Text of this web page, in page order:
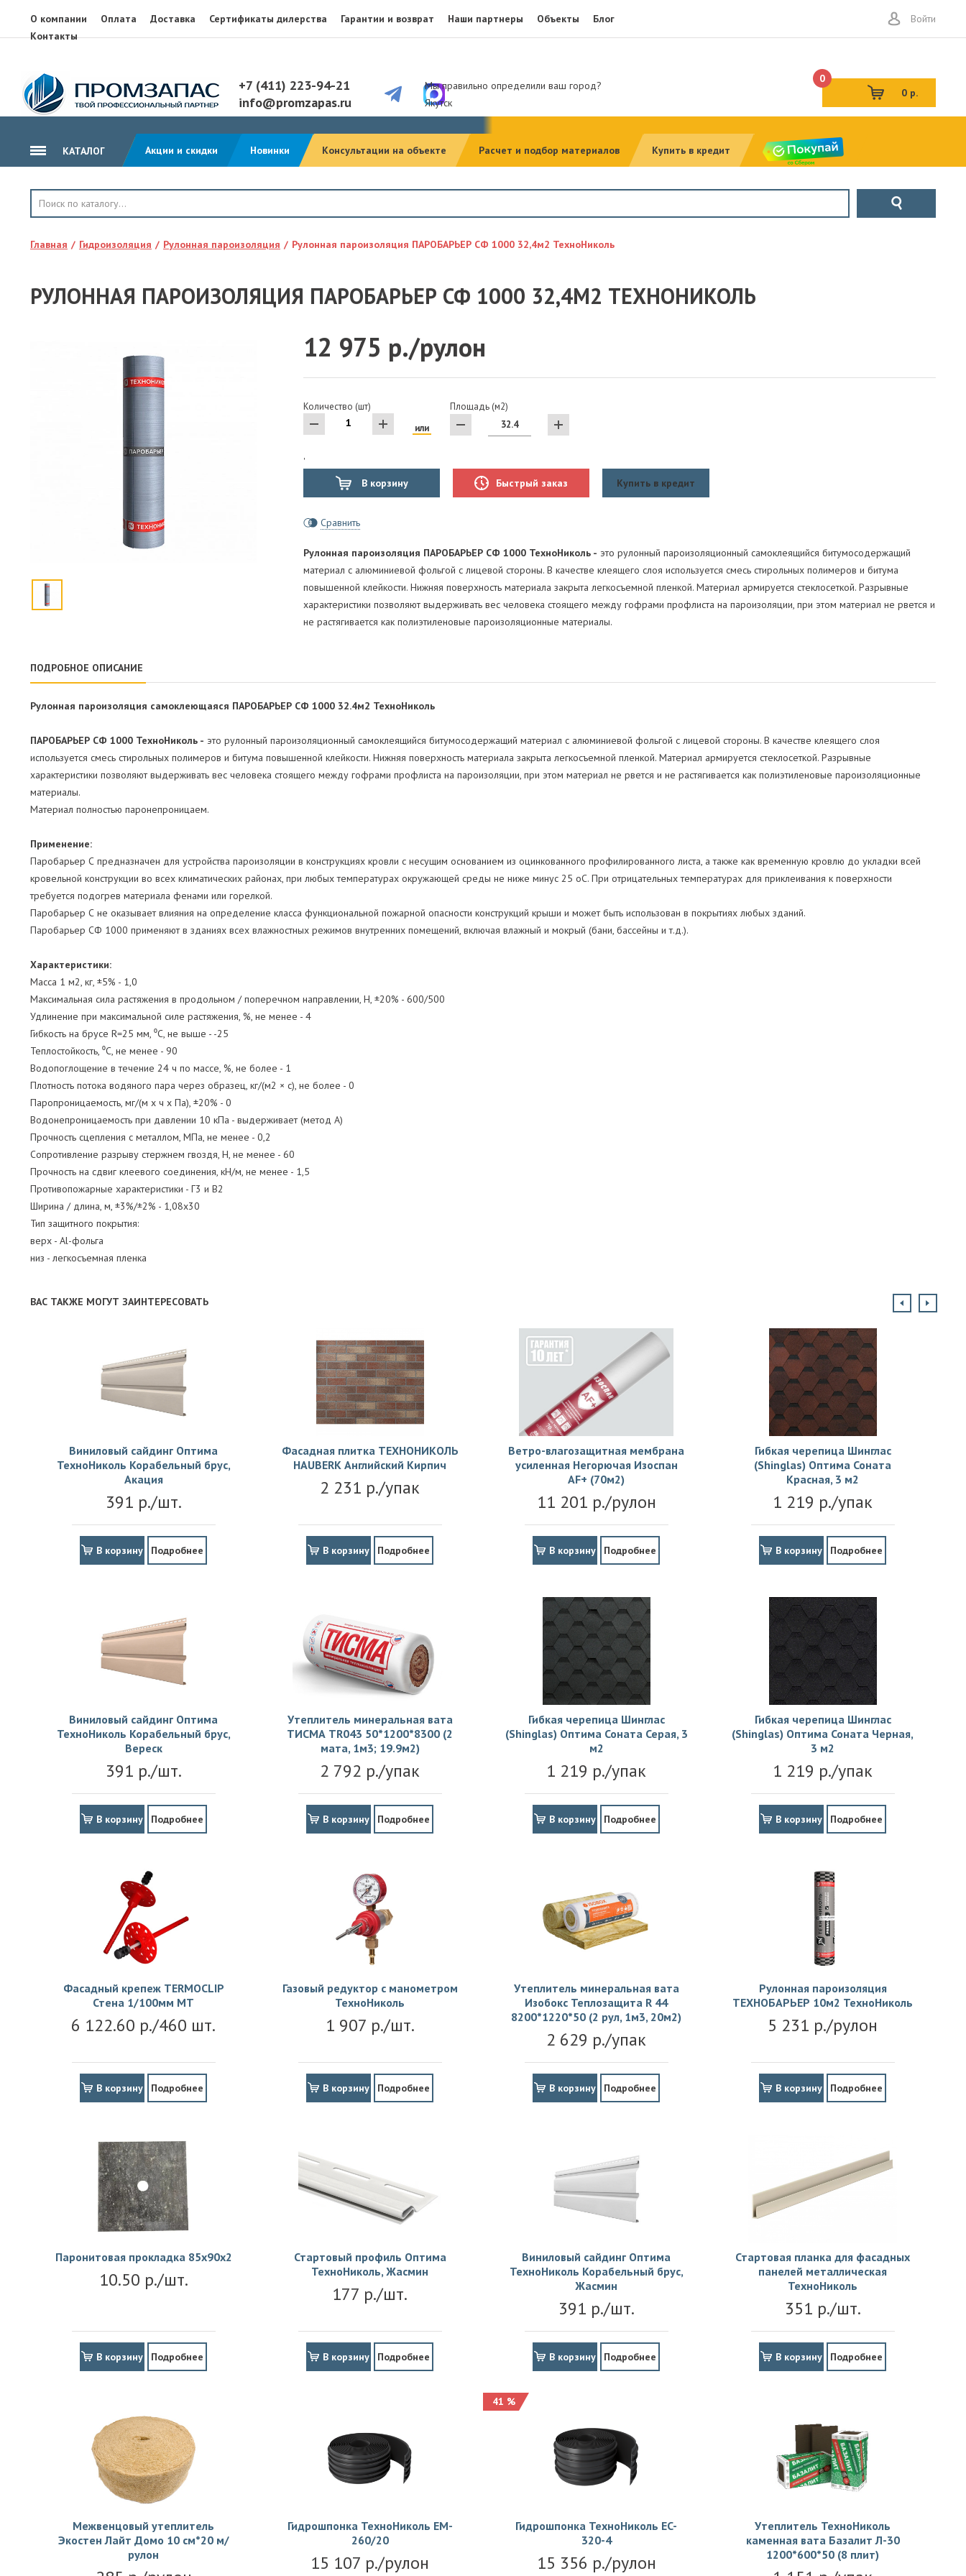
О компании Оплата Доставка Сертификаты дилерства Гарантии и возврат Наши партнеры Объекты
Блог
Контакты
Войти
+7 (411) 223-94-21
info@promzapas.ru
Мы правильно определили ваш город?
Якутск
0
0 р.
КАТАЛОГ Акции и скидки Новинки Консультации на объекте Расчет и подбор материалов Купить в кредит
ГИДРОИЗОЛЯЦИЯ
ТЕПЛОИЗОЛЯЦИЯ
КЛЕЙ, ПЕНА, ГЕРМЕТИКИ
ОГНЕЗАЩИТА, МАТЫ
СТРОИТЕЛЬНАЯ ХИМИЯ
ГИДРОШПОНКИ
Главная Гидроизоляция Рулонная пароизоляция Рулонная пароизоляция ПАРОБАРЬЕР СФ 1000 32,4м2 ТехноНиколь
РУЛОННАЯ ПАРОИЗОЛЯЦИЯ ПАРОБАРЬЕР СФ 1000 32,4М2 ТЕХНОНИКОЛЬ
12 975 р./рулон
Количество (шт)
или
Площадь (м2)
'
В корзину Быстрый заказ Купить в кредит
Сравнить
Рулонная пароизоляция ПАРОБАРЬЕР СФ 1000 ТехноНиколь - это рулонный пароизоляционный самоклеящийся битумосодержащий
материал с алюминиевой фольгой с лицевой стороны. В качестве клеящего слоя используется смесь стирольных полимеров и битума
повышенной клейкости. Нижняя поверхность материала закрыта легкосъемной пленкой. Материал армируется стеклосеткой. Разрывные
характеристики позволяют выдерживать вес человека стоящего между гофрами профлиста на пароизоляции, при этом материал не рвется и
не растягивается как полиэтиленовые пароизоляционные материалы.
ПОДРОБНОЕ ОПИСАНИЕ
Рулонная пароизоляция самоклеющаяся ПАРОБАРЬЕР СФ 1000 32.4м2 ТехноНиколь
ПАРОБАРЬЕР СФ 1000 ТехноНиколь - это рулонный пароизоляционный самоклеящийся битумосодержащий материал с алюминиевой фольгой с лицевой стороны. В качестве клеящего слоя
используется смесь стирольных полимеров и битума повышенной клейкости. Нижняя поверхность материала закрыта легкосъемной пленкой. Материал армируется стеклосеткой. Разрывные
характеристики позволяют выдерживать вес человека стоящего между гофрами профлиста на пароизоляции, при этом материал не рвется и не растягивается как полиэтиленовые пароизоляционные
материалы.
Материал полностью паронепроницаем.
Применение:
Паробарьер С предназначен для устройства пароизоляции в конструкциях кровли с несущим основанием из оцинкованного профилированного листа, а также как временную кровлю до укладки всей
кровельной конструкции во всех климатических районах, при любых температурах окружающей среды не ниже минус 25 оС. При отрицательных температурах для приклеивания к поверхности
требуется подогрев материала фенами или горелкой.
Паробарьер С не оказывает влияния на определение класса функциональной пожарной опасности конструкций крыши и может быть использован в покрытиях любых зданий.
Паробарьер СФ 1000 применяют в зданиях всех влажностных режимов внутренних помещений, включая влажный и мокрый (бани, бассейны и т.д.).
Характеристики:
Масса 1 м2, кг, ±5% - 1,0
Максимальная сила растяжения в продольном / поперечном направлении, Н, ±20% - 600/500
Удлинение при максимальной силе растяжения, %, не менее - 4
Гибкость на брусе R=25 мм, ⁰С, не выше - -25
Теплостойкость, ⁰С, не менее - 90
Водопоглощение в течение 24 ч по массе, %, не более - 1
Плотность потока водяного пара через образец, кг/(м2 × с), не более - 0
Паропроницаемость, мг/(м х ч х Па), ±20% - 0
Водонепроницаемость при давлении 10 кПа - выдерживает (метод А)
Прочность сцепления с металлом, МПа, не менее - 0,2
Сопротивление разрыву стержнем гвоздя, Н, не менее - 60
Прочность на сдвиг клеевого соединения, кН/м, не менее - 1,5
Противопожарные характеристики - Г3 и В2
Ширина / длина, м, ±3%/±2% - 1,08х30
Тип защитного покрытия:
верх - Al-фольга
низ - легкосъемная пленка
ВАС ТАКЖЕ МОГУТ ЗАИНТЕРЕСОВАТЬ
Виниловый сайдинг Оптима
ТехноНиколь Корабельный брус,
Акация
391 р./шт.
В корзину Подробнее
Фасадная плитка ТЕХНОНИКОЛЬ
HAUBERK Английский Кирпич
2 231 р./упак
В корзину Подробнее
Ветро-влагозащитная мембрана
усиленная Негорючая Изоспан
АF+ (70м2)
11 201 р./рулон
В корзину Подробнее
Гибкая черепица Шинглас
(Shinglas) Оптима Соната
Красная, 3 м2
1 219 р./упак
В корзину Подробнее
Виниловый сайдинг Оптима
ТехноНиколь Корабельный брус,
Вереск
391 р./шт.
В корзину Подробнее
Утеплитель минеральная вата
ТИСМА TR043 50*1200*8300 (2
мата, 1м3; 19.9м2)
2 792 р./упак
В корзину Подробнее
Гибкая черепица Шинглас
(Shinglas) Оптима Соната Серая, 3
м2
1 219 р./упак
В корзину Подробнее
Гибкая черепица Шинглас
(Shinglas) Оптима Соната Черная,
3 м2
1 219 р./упак
В корзину Подробнее
Фасадный крепеж TERMOCLIP
Стена 1/100мм MT
6 122.60 р./460 шт.
В корзину Подробнее
Газовый редуктор с манометром
ТехноНиколь
1 907 р./шт.
В корзину Подробнее
Утеплитель минеральная вата
Изобокс Теплозащита R 44
8200*1220*50 (2 рул, 1м3, 20м2)
2 629 р./упак
В корзину Подробнее
Рулонная пароизоляция
ТЕХНОБАРЬЕР 10м2 ТехноНиколь
5 231 р./рулон
В корзину Подробнее
Паронитовая прокладка 85x90x2
10.50 р./шт.
В корзину Подробнее
Стартовый профиль Оптима
ТехноНиколь, Жасмин
177 р./шт.
В корзину Подробнее
Виниловый сайдинг Оптима
ТехноНиколь Корабельный брус,
Жасмин
391 р./шт.
В корзину Подробнее
Стартовая планка для фасадных
панелей металлическая
ТехноНиколь
351 р./шт.
В корзину Подробнее
Межвенцовый утеплитель
Экостен Лайт Домо 10 см*20 м/
рулон
Гидрошпонка ТехноНиколь EM-
260/20
15 107 р./рулон
41 %
Гидрошпонка ТехноНиколь EC-
320-4
15 356 р./рулон
Утеплитель ТехноНиколь
каменная вата Базалит Л-30
1200*600*50 (8 плит)